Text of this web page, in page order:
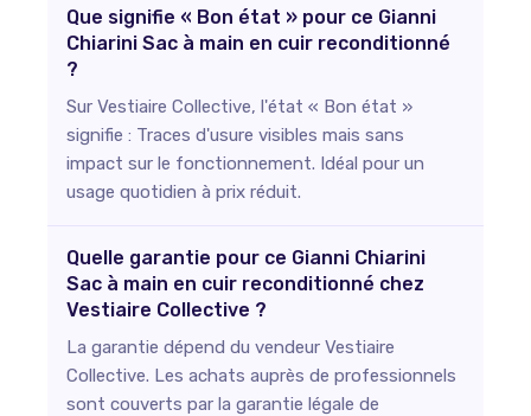
Que signifie « Bon état » pour ce Gianni
Chiarini Sac à main en cuir reconditionné
?
Sur Vestiaire Collective, l'état « Bon état »
signifie : Traces d'usure visibles mais sans
impact sur le fonctionnement. Idéal pour un
usage quotidien à prix réduit.
Quelle garantie pour ce Gianni Chiarini
Sac à main en cuir reconditionné chez
Vestiaire Collective ?
La garantie dépend du vendeur Vestiaire
Collective. Les achats auprès de professionnels
sont couverts par la garantie légale de